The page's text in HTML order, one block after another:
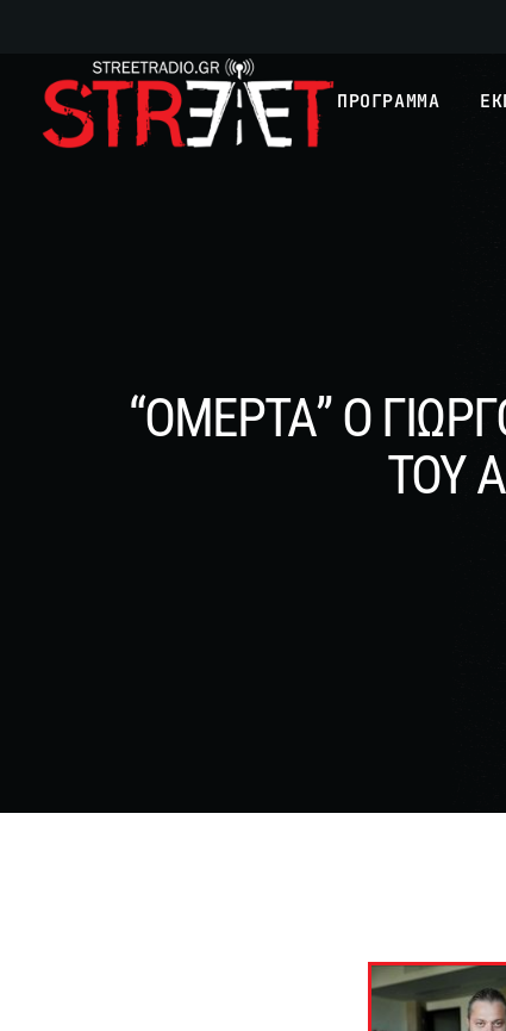
ΠΡΟΓΡΑΜΜΑ
“ΟΜΕΡΤΑ” Ο
ΤΟΥ